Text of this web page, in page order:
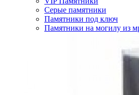
Серые памятники
Памятники под ключ
Памятники на могилу из